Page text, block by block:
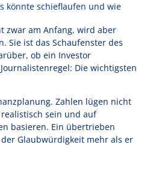
könnte schieflaufen und wie
zwar am Anfang, wird aber
Sie ist das Schaufenster des
ob ein Investor
Die wichtigsten
Zahlen lügen nicht
sein und auf
basieren. Ein übertrieben
Glaubwürdigkeit mehr als er